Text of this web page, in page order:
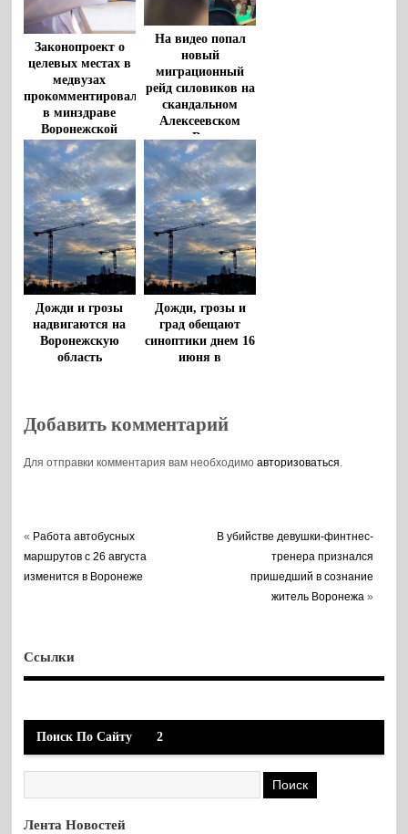
Законопроект о
целевых местах в
медвузах
прокомментировали
в минздраве
Воронежской
области
На видео попал
новый
миграционный
рейд силовиков на
скандальном
Алексеевском
рынке Воронежа
Дожди и грозы
надвигаются на
Воронежскую
область
Дожди, грозы и
град обещают
синоптики днем 16
июня в
Добавить комментарий
Для отправки комментария вам необходимоавторизоваться
« Работа автобусных
маршрутов с 26 августа
изменится в Воронеже
В убийстве девушки-финтнес-
тренера признался
пришедший в сознание
житель Воронежа »
Ссылки
Поиск По Сайту 2
Лента Новостей